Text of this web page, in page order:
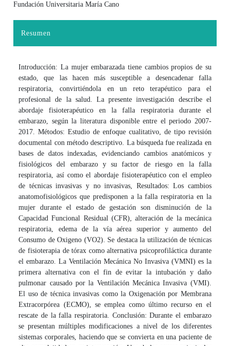
Fundación Universitaria María Cano
Resumen
Introducción: La mujer embarazada tiene cambios propios de su
estado, que las hacen más susceptible a desencadenar falla
respiratoria, convirtiéndola en un reto terapéutico para el
profesional de la salud. La presente investigación describe el
abordaje fisioterapéutico en la falla respiratoria durante el
embarazo, según la literatura disponible entre el periodo 2007-
2017. Métodos: Estudio de enfoque cualitativo, de tipo revisión
documental con método descriptivo. La búsqueda fue realizada en
bases de datos indexadas, evidenciando cambios anatómicos y
fisiológicos del embarazo y su factor de riesgo en la falla
respiratoria, así como el abordaje fisioterapéutico con el empleo
de técnicas invasivas y no invasivas, Resultados: Los cambios
anatomofisiológicos que predisponen a la falla respiratoria en la
mujer durante el estado de gestación son disminución de la
Capacidad Funcional Residual (CFR), alteración de la mecánica
respiratoria, edema de la vía aérea superior y aumento del
Consumo de Oxigeno (VO2). Se destaca la utilización de técnicas
de fisioterapia de tórax como alternativa psicoprofiláctica durante
el embarazo. La Ventilación Mecánica No Invasiva (VMNI) es la
primera alternativa con el fin de evitar la intubación y daño
pulmonar causado por la Ventilación Mecánica Invasiva (VMI).
El uso de técnica invasivas como la Oxigenación por Membrana
Extracorpórea (ECMO), se emplea como último recurso en el
rescate de la falla respiratoria. Conclusión: Durante el embarazo
se presentan múltiples modificaciones a nivel de los diferentes
sistemas corporales, haciendo que se convierta en una paciente de